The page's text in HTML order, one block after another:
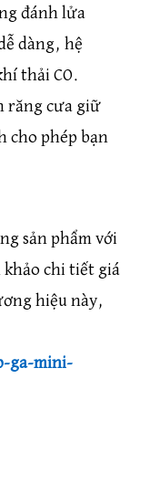
đánh lửa
dàng, hệ
thải CO.
răng cưa giữ
cho phép bạn
sản phẩm với
khảo chi tiết giá
hiệu này,
ga-mini-